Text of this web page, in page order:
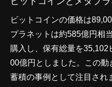
ビットコインの価格は
プラネットは約585億円相
購入し、保有総量を
00億円としました。この
蓄積の事例として注目され